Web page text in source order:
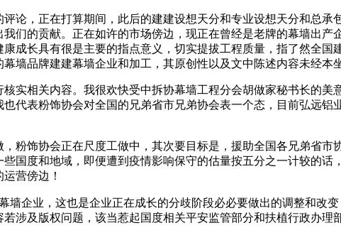
，正在打算期间，此后的建建设想天分和专业设想天分和总承
们的贡献。正在如许的市场傍边，现正在曾经是老牌的幕墙出
成长具有很是主要的指点意义，切实提拔工程质量，指了然全
墙品牌建建幕墙企业和加工，其原创性以及文中陈述内容未经本
相关内容。我很欢快受中拆协幕墙工程分会胡做家秘书长的美
代表粉饰协会对全国的兄弟省市兄弟协会表一个态，目前弘远
饰协会正在尺度工做中，其次要目标是，援助全国各兄弟省市
国度和地域，即便遭到疫情影响保守的估量按五分之一计较的
营傍边！
企业，这也是企业正在成长的分歧阶段必必要做出的调整和改变
涉及版权问题，该当惹起国度相关平安监管部分和扶植行政办